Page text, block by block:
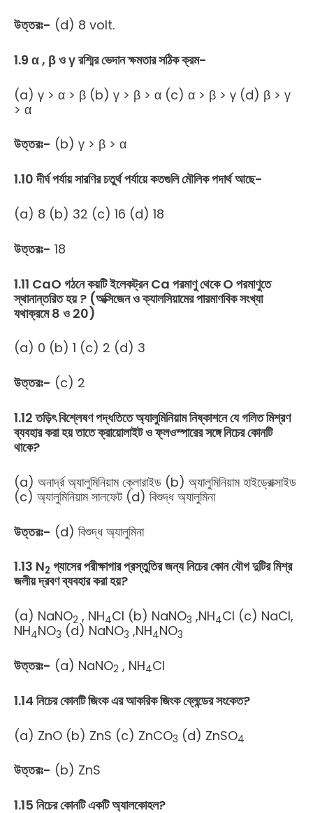
উত্তরঃ- (d) 8 volt.
1.9 α , β ও γ রশ্মির ভেদান ক্ষমতার সঠিক ক্রম-
(a) γ > α > β (b) γ > β > α (c) α > β > γ (d) β > γ
> α
উত্তরঃ- (b) γ > β > α
1.10 দীর্ঘ পর্যায় সারণির চতুর্থ পর্যায়ে কতগুলি মৌলিক পদার্থ আছে-
(a) 8 (b) 32 (c) 16 (d) 18
উত্তরঃ- 18
1.11 CaO গঠনে কয়টি ইলেকট্রন Ca পরমাণু থেকে O পরমাণুতে
স্থানান্তরিত হয় ? (অক্সিজেন ও ক্যালসিয়ামের পারমাণবিক সংখ্যা
যথাক্রমে 8 ও 20)
(a) 0 (b) 1 (c) 2 (d) 3
উত্তরঃ- (c) 2
1.12 তড়িৎ বিশ্লেষণ পদ্ধতিতে অ্যালুমিনিয়াম নিষ্কাশনে যে গলিত মিশ্রণ
ব্যবহার করা হয় তাতে ক্রায়োলাইট ও ফ্লওস্পারের সঙ্গে নিচের কোনটি
থাকে?
(a) অনার্দ্র অ্যালুমিনিয়াম ক্লোরাইড (b) অ্যালুমিনিয়াম হাইড্রোক্সাইড
(c) অ্যালুমিনিয়াম সালফেট (d) বিশুদ্ধ অ্যালুমিনা
উত্তরঃ- (d) বিশুদ্ধ অ্যালুমিনা
1.13 N2 গ্যাসের পরীক্ষাগার প্রস্তুতির জন্য নিচের কোন যৌগ দুটির মিশ্র
জলীয় দ্রবণ ব্যবহার করা হয়?
(a) NaNO2 , NH4Cl (b) NaNO3 ,NH4Cl (c) NaCl,
NH4NO3 (d) NaNO3 ,NH4NO3
উত্তরঃ- (a) NaNO2 , NH4Cl
1.14 নিচের কোনটি জিংক এর আকরিক জিংক ব্লেন্ডের সংকেত?
(a) ZnO (b) ZnS (c) ZnCO3 (d) ZnSO4
উত্তরঃ- (b) ZnS
1.15 নিচের কোনটি একটি অ্যালকোহল?